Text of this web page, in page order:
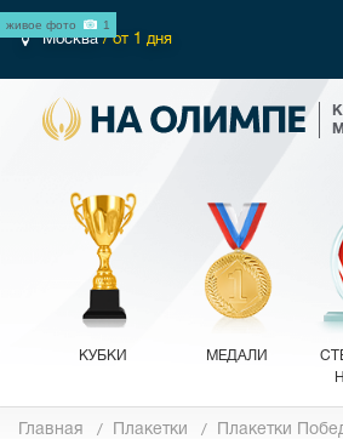
Москва/ от 1 дня
КУБКИ МЕДАЛИ
Главная Плакетки Плакетки
живое фото 1